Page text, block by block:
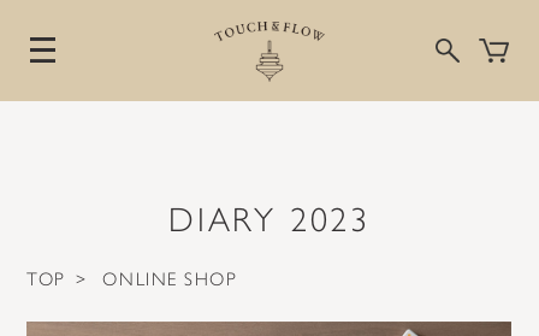
DIARY 2023
TOP > ONLINE SHOP